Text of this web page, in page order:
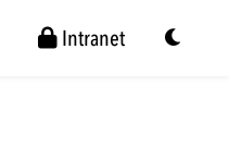
Intranet